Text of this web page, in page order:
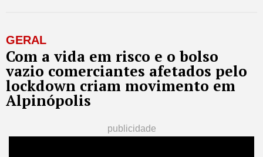
GERAL
Com a vida em risco e o bolso
vazio comerciantes afetados pelo
lockdown criam movimento em
Alpinópolis
publicidade